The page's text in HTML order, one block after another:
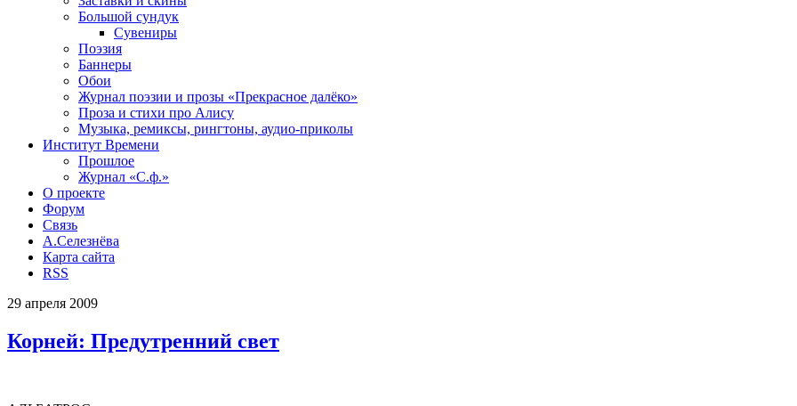
Большой сундук
Сувениры
Поэзия
Баннеры
Обои
Журнал поэзии и прозы «Прекрасное далёко»
Проза и стихи про Алису
Музыка, ремиксы, рингтоны, аудио-приколы
Институт Времени
Прошлое
Журнал «С.ф.»
О проекте
Форум
Связь
А.Селезнёва
Карта сайта
RSS
29 апреля 2009
Корней: Предутренний свет